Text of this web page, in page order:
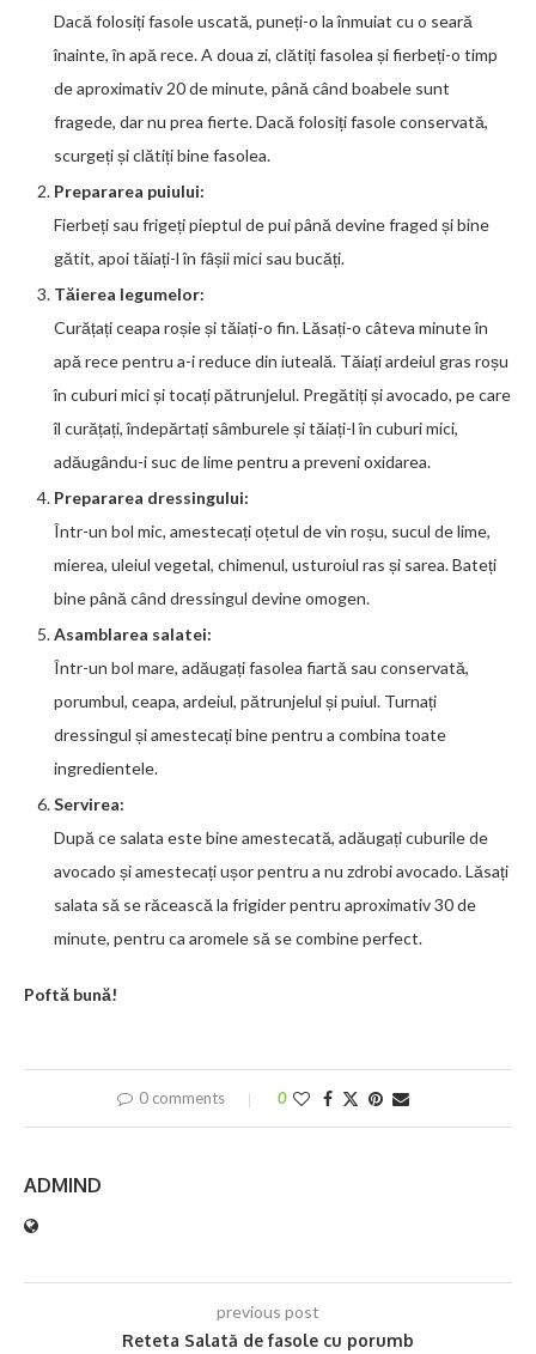
Dacă folosiți fasole uscată, puneți-o la înmuiat cu o seară
înainte, în apă rece. A doua zi, clătiți fasolea și fierbeți-o timp
de aproximativ 20 de minute, până când boabele sunt
fragede, dar nu prea fierte. Dacă folosiți fasole conservată,
scurgeți și clătiți bine fasolea.
Prepararea puiului:
Fierbeți sau frigeți pieptul de pui până devine fraged și bine
gătit, apoi tăiați-l în fâșii mici sau bucăți.
Tăierea legumelor:
Curățați ceapa roșie și tăiați-o fin. Lăsați-o câteva minute în
apă rece pentru a-i reduce din iuteală. Tăiați ardeiul gras roșu
în cuburi mici și tocați pătrunjelul. Pregătiți și avocado, pe care
îl curățați, îndepărtați sâmburele și tăiați-l în cuburi mici,
adăugându-i suc de lime pentru a preveni oxidarea.
Prepararea dressingului:
Într-un bol mic, amestecați oțetul de vin roșu, sucul de lime,
mierea, uleiul vegetal, chimenul, usturoiul ras și sarea. Bateți
bine până când dressingul devine omogen.
Asamblarea salatei:
Într-un bol mare, adăugați fasolea fiartă sau conservată,
porumbul, ceapa, ardeiul, pătrunjelul și puiul. Turnați
dressingul și amestecați bine pentru a combina toate
ingredientele.
Servirea:
După ce salata este bine amestecată, adăugați cuburile de
avocado și amestecați ușor pentru a nu zdrobi avocado. Lăsați
salata să se răcească la frigider pentru aproximativ 30 de
minute, pentru ca aromele să se combine perfect.
Poftă bună!
0 comments 0
ADMIND
previous post
Reteta Salată de fasole cu porumb